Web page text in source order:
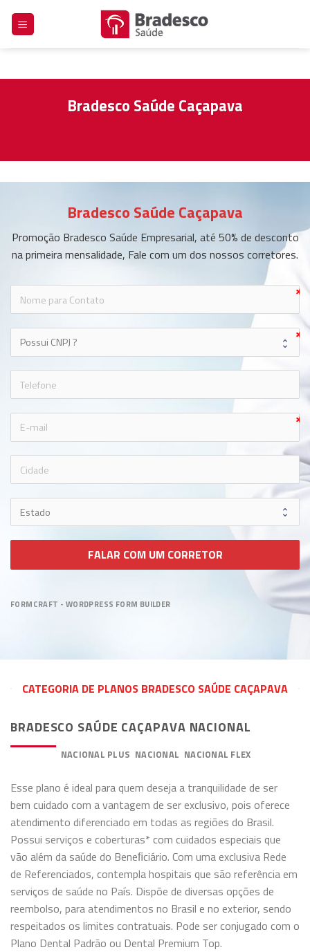
Bradesco Saúde Caçapava
Bradesco Saúde Caçapava
Promoção Bradesco Saúde Empresarial, até 50% de desconto
na primeira mensalidade, Fale com um dos nossos corretores.
FALAR COM UM CORRETOR
FORMCRAFT - WORDPRESS FORM BUILDER
CATEGORIA DE PLANOS BRADESCO SAÚDE CAÇAPAVA
BRADESCO SAÚDE CAÇAPAVA NACIONAL
NACIONAL PLUS NACIONAL NACIONAL FLEX
Esse plano é ideal para quem deseja a tranquilidade de ser
bem cuidado com a vantagem de ser exclusivo, pois oferece
atendimento diferenciado em todas as regiões do Brasil.
Possui serviços e coberturas* com cuidados especiais que
vão além da saúde do Beneﬁciário. Com uma exclusiva Rede
de Referenciados, contempla hospitais que são referência em
serviços de saúde no País. Dispõe de diversas opções de
reembolso, para atendimentos no Brasil e no exterior, sendo
respeitados os limites contratuais. Pode ser conjugado com o
Plano Dental Padrão ou Dental Premium Top.